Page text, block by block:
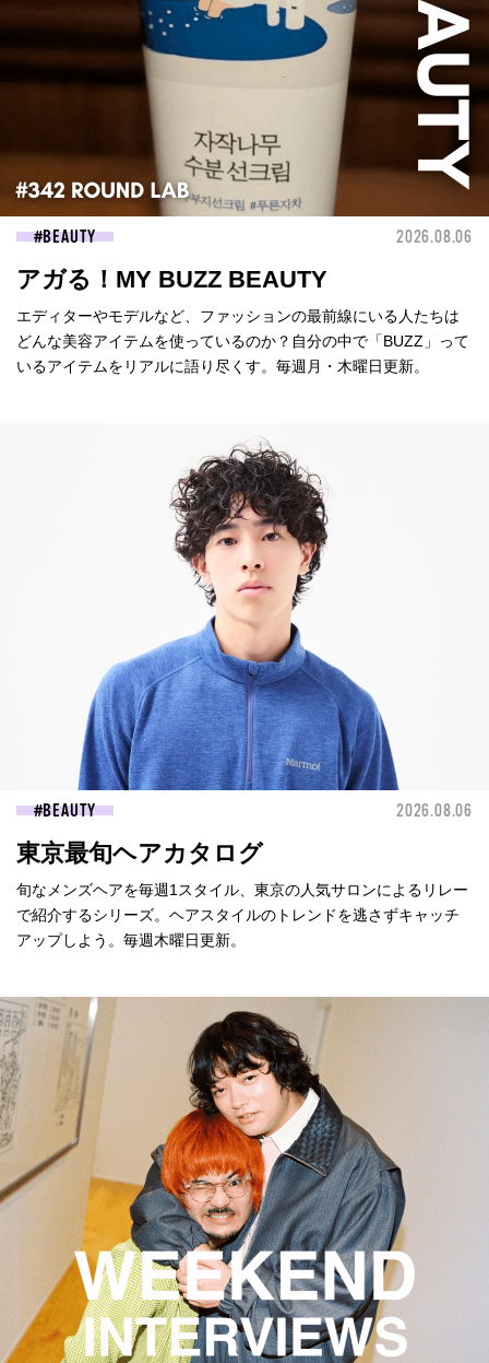
BEAUTY 2026.08.06
アガる！MY BUZZ BEAUTY
エディターやモデルなど、ファッションの最前線にいる人たちは
どんな美容アイテムを使っているのか？自分の中で「BUZZ」って
いるアイテムをリアルに語り尽くす。毎週月・木曜日更新。
BEAUTY 2026.08.06
東京最旬ヘアカタログ
旬なメンズヘアを毎週1スタイル、東京の人気サロンによるリレー
で紹介するシリーズ。ヘアスタイルのトレンドを逃さずキャッチ
アップしよう。毎週木曜日更新。